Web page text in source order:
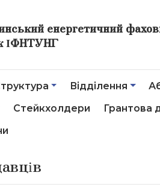
енергетичний
ІФНТУНГ
Відділення
Стейкхолдери Грантова